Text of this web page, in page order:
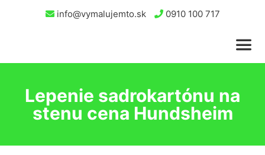
info@vymalujemto.sk 0910 100 717
Lepenie sadrokartónu na
stenu cena Hundsheim